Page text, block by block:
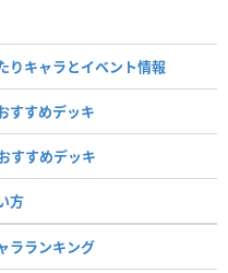
りキャラとイベント情報
すすめデッキ
すすめデッキ
方
ラランキング